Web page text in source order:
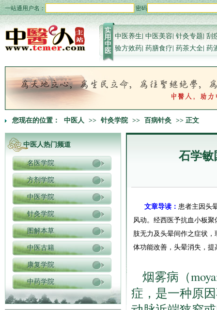
一站通用户名： 密码
中医养生|中医美容|针灸专题|刮
验方效药| 药膳食疗| 药茶大全| 药
您现在的位置： 中医人 >> 针灸学院 >> 百病针灸 >> 正文
中医人热门频道
名医学院
方剂学院
中医学院
针灸学院
图解本草
中医古籍
康复学院
中药学院
石学
文章导读： 患者主因头
风动。经西医予抗血小板
肢无力及头晕间作之症状
体功能改善，头晕消失，提
烟雾病（
症，是一种原